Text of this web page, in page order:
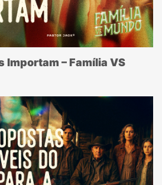
Importam – Família VS